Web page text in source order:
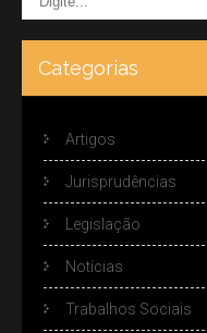
Categorias
Artigos
Jurisprudências
Legislação
Notícias
Trabalhos Sociais